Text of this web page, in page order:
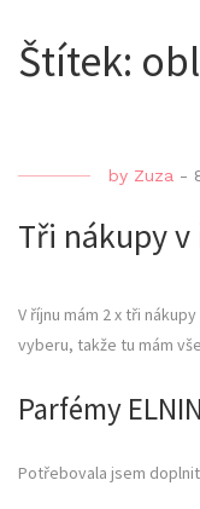
Štítek:
by Zuza -
Tři nákupy
V říjnu mám 2 x tři nákupy
vyberu, takže tu mám
Parfémy
Potřebovala jsem